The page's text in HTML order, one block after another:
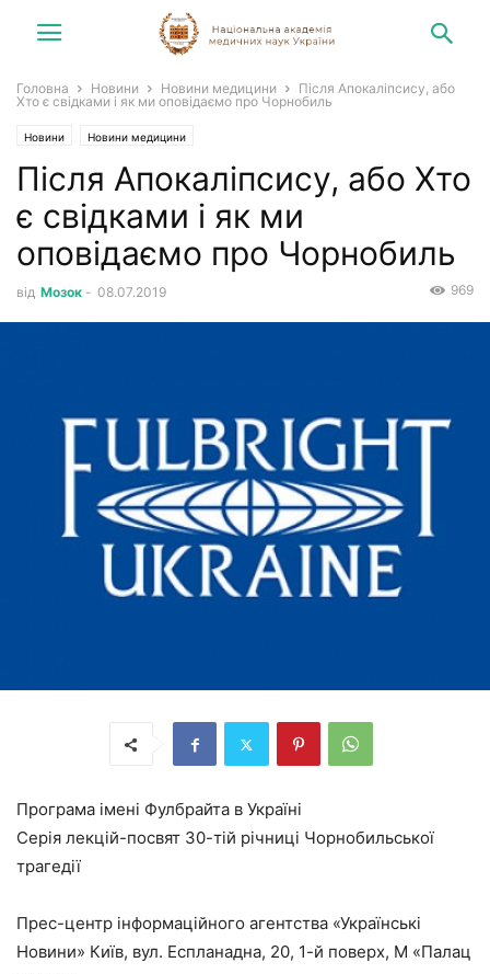
Головна Новини Новини медицини
Після Апокаліпсису, або
Хто є свідками і як ми оповідаємо про Чорнобиль
Новини Новини медицини
Після Апокаліпсису, або Хто
є свідками і як ми
оповідаємо про Чорнобиль
від Мозок - 08.07.2019 969
Програма імені Фулбрайта в Україні
Cерія лекцій-посвят 30-тій річниці Чорнобильської
трагедії
Прес-центр інформаційного агентства «Українські
Новини» Київ, вул. Еспланадна, 20, 1-й поверх, М «Палац